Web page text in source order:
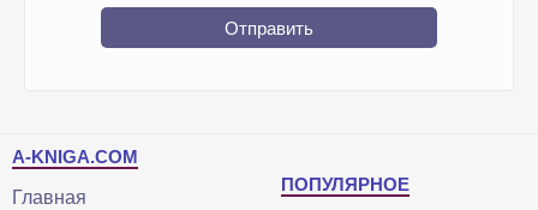
Отправить
A-KNIGA.COM
Главная
ПОПУЛЯРНОЕ